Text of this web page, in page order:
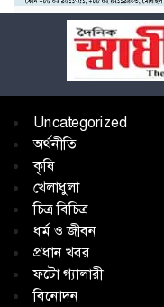
Uncategorized
অর্থনীতি
কৃষি
খেলাধুলা
চিত্র বিচিত্র
ধর্ম ও জীবন
প্রধান খবর
ফটো গ্যালারী
বিনোদন